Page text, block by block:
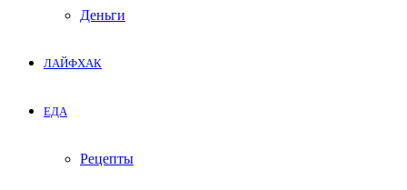
Деньги
ЛАЙФХАК
ЕДА
Рецепты